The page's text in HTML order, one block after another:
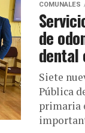
COMUNALES
de
dental
Siete
Pública
primaria